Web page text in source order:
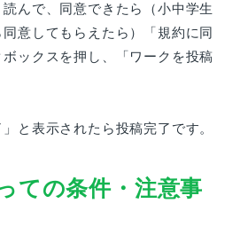
読んで、同意できたら（小中学生
意してもらえたら）「規約に同
ックスを押し、「ワークを投稿
」と表示されたら投稿完了です。
ての条件・注意事